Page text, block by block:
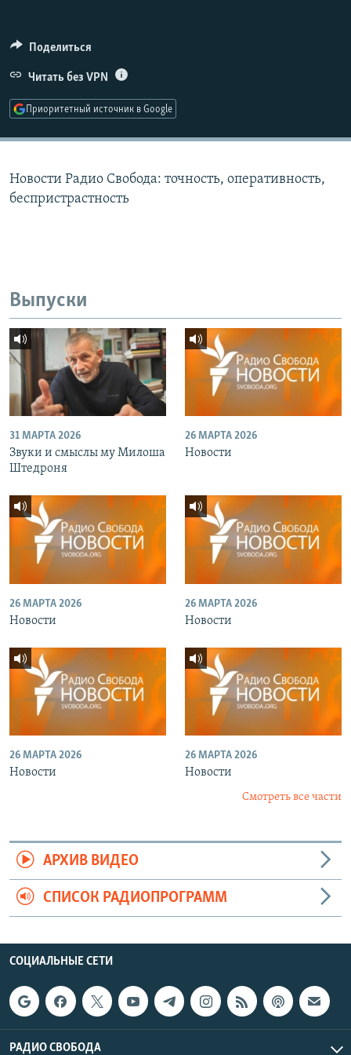
ПОДПИШИТЕСЬ НА РАССЫЛКУ
СОЦИАЛЬНЫЕ СЕТИ
Поделиться
Читать без VPN
Приоритетный источник в Google
Новости Радио Свобода: точность, оперативность,
беспристрастность
Выпуски
31 МАРТА 2026
Звуки и смыслы му Милоша
Штедроня
26 МАРТА 2026
Новости
26 МАРТА 2026
Новости
26 МАРТА 2026
Новости
26 МАРТА 2026
Новости
26 МАРТА 2026
Новости
Смотреть все части
АРХИВ ВИДЕО
СПИСОК РАДИОПРОГРАММ
СОЦИАЛЬНЫЕ СЕТИ
РАДИО СВОБОДА